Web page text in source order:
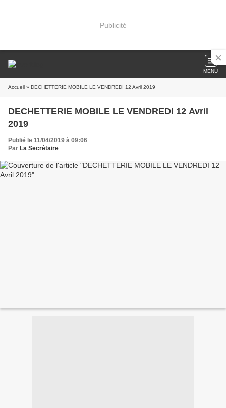
Publicité
MENU
Accueil » DECHETTERIE MOBILE LE VENDREDI 12 Avril 2019
DECHETTERIE MOBILE LE VENDREDI 12 Avril
2019
Publié le 11/04/2019 à 09:06
Par La Secrétaire